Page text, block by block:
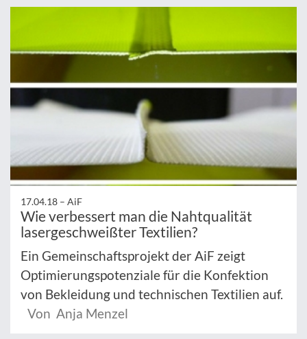
17.04.18 – AiF
Wie verbessert man die Nahtqualität
lasergeschweißter Textilien?
Ein Gemeinschaftsprojekt der AiF zeigt
Optimierungspotenziale für die Konfektion
von Bekleidung und technischen Textilien auf.
Von Anja Menzel